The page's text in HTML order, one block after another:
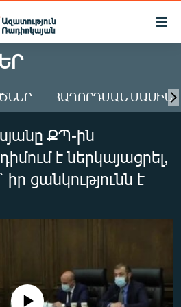
ՀԱՂՈՐԴՄԱՆ ՄԱՍԻՆ
ՔՊ-ին
է ներկայացրել,
ցանկությունն է
currently available